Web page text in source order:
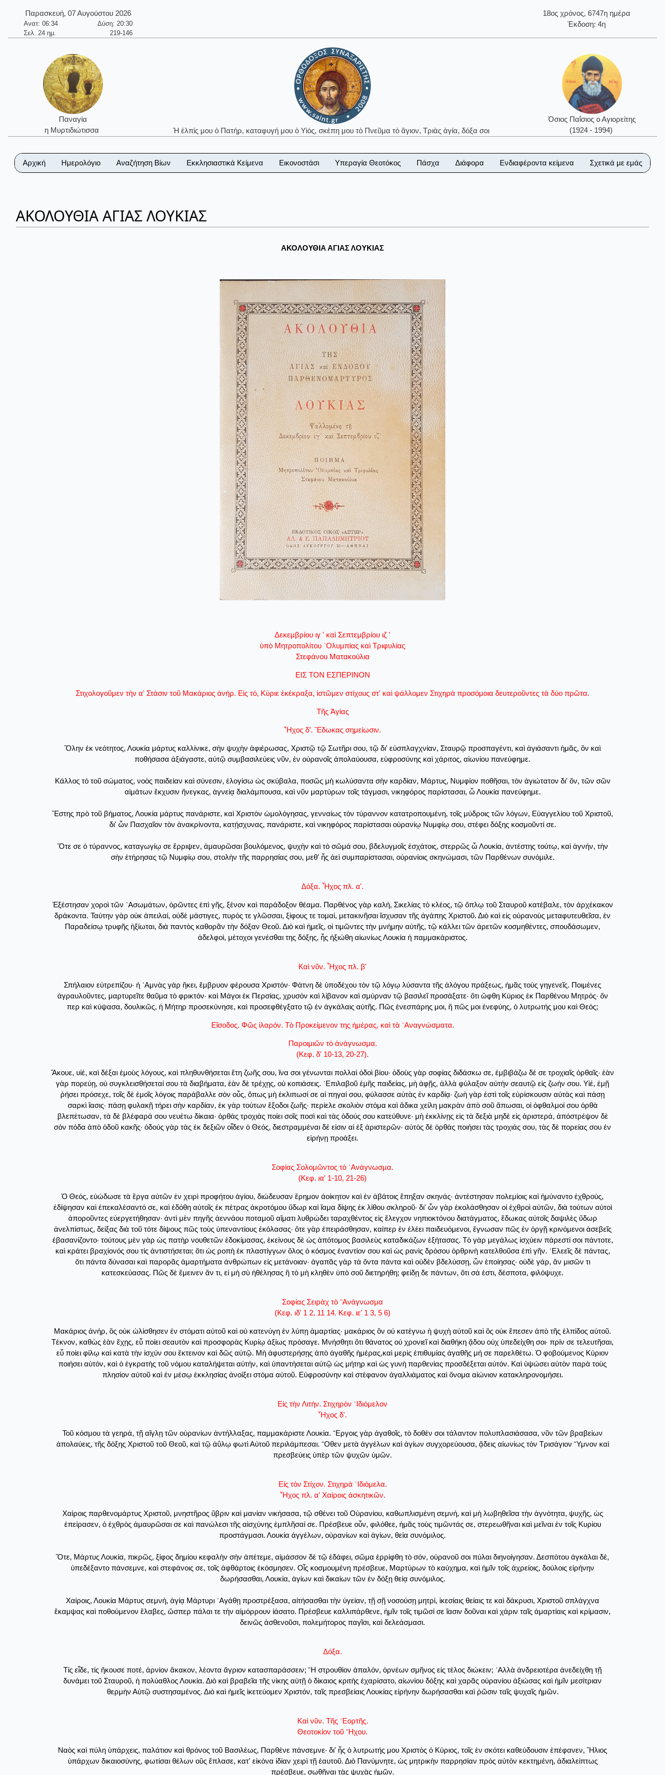
Παρασκευή, 07 Αυγούστου 2026
Ανατ: 06:34
Δύση: 20:30
Σελ. 24 ημ.
219-146
18ος χρόνος, 6747η ημέρα
Έκδοση: 4η
Παναγία
η Μυρτιδιώτισσα
Ἡ ἐλπίς μου ὁ Πατήρ, καταφυγή μου ὁ Υἱός, σκέπη μου τὸ Πνεῦμα τὸ ἅγιον, Τριὰς ἁγία, δόξα σοι
Όσιος Παΐσιος ο Αγιορείτης
(1924 - 1994)
Αρχική Ημερολόγιο Αναζήτηση Βίων Εκκλησιαστικά Κείμενα Εικονοστάσι Υπεραγία Θεοτόκος Πάσχα Διάφορα Ενδιαφέροντα κείμενα Σχετικά με εμάς
ΑΚΟΛΟΥΘΙΑ ΑΓΙΑΣ ΛΟΥΚΙΑΣ
ΑΚΟΛΟΥΘΙΑ ΑΓΙΑΣ ΛΟΥΚΙΑΣ
Δεκεμβρίου ιγ ' καὶ Σεπτεμβρίου ιζ '
ὑπὸ Μητροπολίτου ᾽Ολυμπίας καὶ Τριφυλίας
Στεφάνου Ματακούλια
ΕΙΣ ΤΟΝ ΕΣΠΕΡΙΝΟΝ
Στιχολογοῦμεν τὴν α' Στάσιν τοῦ Μακάριος ἀνήρ. Εἰς τό, Κύριε ἐκέκραξα, ἱστῶμεν στίχους στ' καὶ ψάλλομεν Στιχηρὰ προσόμοια δευτεροῦντες τὰ δύο πρῶτα.
Τῆς Ἁγίας
῏Ηχος δ’. Ἔδωκας σημείωσιν.
Ὅλην ἐκ νεότητος, Λουκία μάρτυς καλλίνικε, σὴν ψυχὴν ἀφιέρωσας, Χριστῷ τῷ Σωτῆρι σου, τῷ δι' εὐσπλαγχνίαν, Σταυρῷ προσπαγέντι, καὶ ἁγιάσαντι ἡμᾶς, ὃν καὶ
ποθήσασα ἀξιάγαστε, αὐτῷ συμβασιλεύεις νῦν, ἐν οὐρανοῖς ἀπολαύουσα, εὐφροσύνης καὶ χάριτος, αἰωνίου πανεύφημε.
Κάλλος τὸ τοῦ σώματος, νοὸς παιδείαν καὶ σύνεσιν, ἐλογίσω ὡς σκύβαλα, ποσῶς μὴ κωλύσαντα σὴν καρδίαν, Μάρτυς, Νυμφίον ποθῆσαι, τὸν ἁγιώτατον δι' ὅν, τῶν σῶν
αἱμάτων ἔκχυσιν ἤνεγκας, ἁγνείᾳ διαλάμπουσα, καὶ νῦν μαρτύρων τοῖς τάγμασι, νικηφόρος παρίστασαι, ὦ Λουκία πανεύφημε.
Ἔστης πρὸ τοῦ βήματος, Λουκία μάρτυς πανάριστε, καὶ Χριστὸν ὡμολόγησας, γενναίως τὸν τύραννον κατατροπουμένη, τοῖς μύδροις τῶν λόγων, Εὐαγγελίου τοῦ Χριστοῦ,
δι' ὧν Πασχαῖον τὸν ἀνακρίνοντα, κατῄσχυνας, πανάριστε, καὶ νικηφόρος παρίστασαι οὐρανίῳ Νυμφίῳ σου, στέφει δόξης κοσμοῦντί σε.
Ὅτε σε ὁ τύραννος, καταγωγίῳ σε ἔρριψεν, ἀμαυρῶσαι βουλόμενος, ψυχὴν καὶ τὸ σῶμά σου, βδελυγμοῖς ἐσχάτοις, στερρῶς ὦ Λουκία, ἀντέστης τούτῳ, καὶ ἁγνήν, τὴν
σὴν ἐτήρησας τῷ Νυμφίῳ σου, στολὴν τῆς παρρησίας σου, μεθ' ἧς ἀεὶ συμπαρίστασαι, οὐρανίοις σκηνώμασι, τῶν Παρθένων συνόμιλε.
Δόξα. Ἦχος πλ. α'.
Ἐξέστησαν χοροὶ τῶν ᾽Ασωμάτων, ὁρῶντες ἐπὶ γῆς, ξένον καὶ παράδοξον θέαμα. Παρθένος γὰρ καλή, Σικελίας τὸ κλέος, τῷ ὅπλῳ τοῦ Σταυροῦ κατέβαλε, τὸν ἀρχέκακον
δράκοντα. Ταύτην γὰρ οὐκ ἀπειλαί, οὐδὲ μάστιγες, πυρός τε γλῶσσαι, ξίφους τε τομαί, μετακινῆσαι ἴσχυσαν τῆς ἀγάπης Χριστοῦ. Διὸ καὶ εἰς οὐρανοὺς μεταφυτευθεῖσα, ἐν
Παραδείσῳ τρυφῆς ἠξίωται, διὰ παντὸς καθορᾶν τὴν δόξαν Θεοῦ. Διὸ καὶ ἡμεῖς, οἱ τιμῶντες τὴν μνήμην αὐτῆς, τῷ κάλλει τῶν ἀρετῶν κοσμηθέντες, σπουδάσωμεν,
ἀδελφοὶ, μέτοχοι γενέσθαι της δόξης, ἧς ἠξιώθη αἰωνίως Λουκία ἡ παμμακάριστος.
Καὶ νῦν. Ἦχος πλ. β'
Σπήλαιον εὐτρεπίζου· ἡ ᾽Αμνὰς γὰρ ἥκει, ἔμβρυον φέρουσα Χριστόν· Φάτνη δὲ ὑποδέχου τὸν τῷ λόγῳ λύσαντα τῆς ἀλόγου πράξεως, ἡμᾶς τοὺς γηγενεῖς. Ποιμένες
ἀγραυλοῦντες, μαρτυρεῖτε θαῦμα τὸ φρικτόν· καὶ Μάγοι ἐκ Περσίας, χρυσὸν καὶ λίβανον καὶ σμύρναν τῷ βασιλεῖ προσάξατε· ὅτι ὤφθη Κύριος ἐκ Παρθένου Μητρός· ὅν
περ καὶ κύψασα, δουλικῶς, ἡ Μήτηρ προσεκύνησε, καὶ προσεφθέγξατο τῷ ἐν ἀγκάλαις αὐτῆς. Πῶς ἐνεσπάρης μοι, ἢ πῶς μοι ἐνεφύης, ὁ λυτρωτής μου καὶ Θεός;
Εἴσοδος. Φῶς ἱλαρόν. Τὸ Προκείμενον της ἡμέρας, καὶ τὰ ᾽Αναγνώσματα.
Παροιμιῶν τὸ ἀνάγνωσμα.
(Κεφ. δ' 10-13, 20-27).
Ἄκουε, υἱέ, καὶ δέξαι ἐμοὺς λόγους, καὶ πληθυνθήσεται ἔτη ζωῆς σου, ἵνα σοι γένωνται πολλαὶ ὁδοὶ βίου· ὁδοὺς γὰρ σοφίας διδάσκω σε, ἐμβιβάζω δέ σε τροχιαῖς ὀρθαῖς· ἐὰν
γὰρ πορεύῃ, οὐ συγκλεισθήσεταί σου τὰ διαβήματα, ἐὰν δὲ τρέχῃς, οὐ κοπιάσεις. ᾽Επιλαβοῦ ἐμῆς παιδείας, μὴ ἀφῇς, ἀλλὰ φύλαξον αὐτὴν σεαυτῷ εἰς ζωήν σου. Υἱέ, ἐμῇ
ῥήσει πρόσεχε, τοῖς δὲ ἐμοῖς λόγοις παράβαλλε σὸν οὖς, ὅπως μὴ ἐκλιπωσί σε αἱ πηγαί σου, φύλασσε αὐτὰς ἐν καρδίᾳ· ζωὴ γὰρ ἐστὶ τοῖς εὐρίσκουσιν αὐτὰς καὶ πάσῃ
σαρκὶ ἴασις· πάσῃ φυλακῇ τήρει σὴν καρδίαν, ἐκ γὰρ τούτων ἔξοδοι ζωῆς· περίελε σκολιὸν στόμα καὶ ἄδικα χείλη μακρὰν ἀπὸ σοῦ ἄπωσαι, οἱ ὀφθαλμοί σου ὀρθὰ
βλεπέτωσαν, τὰ δὲ βλέφαρά σου νευέτω δίκαια· ὀρθὰς τροχιὰς ποίει σοῖς ποσὶ καὶ τὰς ὁδούς σου κατεύθυνε· μὴ ἐκκλίνῃς εἰς τὰ δεξιὰ μηδὲ εἰς ἀριστερά, ἀπόστρέψον δὲ
σὸν πόδα ἀπὸ ὁδοῦ κακῆς· ὁδούς γὰρ τὰς ἐκ δεξιῶν οἶδεν ὁ Θεός, διεστραμμέναι δέ εἰσιν αἱ ἐξ ἀριστερῶν· αὐτὸς δὲ ὀρθὰς ποιήσει τὰς τροχιάς σου, τὰς δὲ πορείας σου ἐν
εἰρήνῃ προάξει.
Σοφίας Σολομῶντος τὸ ᾽Ανάγνωσμα.
(Κεφ. ια' 1-10, 21-26)
Ὁ Θεός, εὐώδωσε τὰ ἔργα αὐτῶν ἐν χειρὶ προφήτου ἁγίου, διώδευσαν ἔρημον ἀοίκητον καὶ ἐν ἀβάτοις ἔπηξαν σκηνάς· ἀντέστησαν πολεμίοις καὶ ἠμύναντο ἐχθρούς,
ἐδίψησαν καὶ ἐπεκαλέσαντό σε, καὶ ἐδόθη αὐτοῖς ἐκ πέτρας ἀκροτόμου ὕδωρ καὶ ἴαμα δίψης ἐκ λίθου σκληροῦ· δι' ὧν γὰρ ἐκολάσθησαν οἱ ἐχθροὶ αὐτῶν, διὰ τούτων αὐτοὶ
ἀποροῦντες εὐεργετήθησαν· ἀντὶ μὲν πηγῆς ἀεννάου ποταμοῦ αἵματι λυθρώδει ταραχθέντος εἰς ἔλεγχον νηπιοκτόνου διατάγματος, ἔδωκας αὐτοῖς δαψιλὲς ὕδωρ
ἀνελπίστως, δείξας διὰ τοῦ τότε δίψους πῶς τοὺς ὑπεναντίους ἐκόλασας· ὅτε γὰρ ἐπειράσθησαν, καίπερ ἐν ἐλέει παιδευόμενοι, ἔγνωσαν πῶς ἐν ὀργῇ κρινόμενοι ἀσεβεῖς
ἐβασανίζοντο· τούτους μὲν γὰρ ὡς πατὴρ νουθετῶν ἐδοκίμασας, ἐκείνους δὲ ὡς ἀπότομος βασιλεὺς καταδικάζων ἐξήτασας. Τὸ γὰρ μεγάλως ἰσχύειν πάρεστί σοι πάντοτε,
καὶ κράτει βραχίονός σου τίς ἀντιστήσεται; ὅτι ὡς ροπὴ ἐκ πλαστίγγων ὅλος ὁ κόσμος ἐναντίον σου καὶ ὡς ρανὶς δρόσου ὀρθρινὴ κατελθοῦσα ἐπὶ γῆν. ᾽Ελεεῖς δὲ πάντας,
ὅτι πάντα δύνασαι καὶ παρορᾶς ἁμαρτήματα ἀνθρώπων εἰς μετάνοιαν· ἀγαπᾶς γὰρ τὰ ὄντα πάντα καὶ οὐδὲν βδελύσσῃ, ὧν ἐποίησας· οὐδὲ γάρ, ἂν μισῶν τι
κατεσκεύασας. Πῶς δὲ ἔμεινεν ἄν τι, εἰ μὴ σὺ ἠθέλησας ἢ τὸ μὴ κληθὲν ὑπὸ σοῦ διετηρήθη; φείδῃ δε πάντων, ὅτι σά ἐστι, δέσποτα, φιλόψυχε.
Σοφίας Σειρὰχ τὸ ῎Ανάγνωσμα
(Κεφ. ιδ' 1 2, 11 14. Κεφ. ιε' 1 3, 5 6)
Μακάριος ἀνήρ, ὃς οὐκ ὠλίσθησεν ἐν στόματι αὐτοῦ καὶ οὐ κατενύγη ἐν λύπῃ ἁμαρτίας· μακάριος ὃν οὐ κατέγνω ἡ ψυχὴ αὐτοῦ καὶ ὃς οὐκ ἔπεσεν ἀπὸ τῆς ἐλπίδος αὐτοῦ.
Τέκνον, καθὼς ἐὰν ἔχῃς, εὖ ποίει σεαυτὸν καὶ προσφορὰς Κυρίῳ ἀξίως πρόσαγε. Μνήσθητι ὅτι θάνατος οὐ χρονιεῖ καὶ διαθήκη ᾅδου οὐχ ὑπεδείχθη σοι· πρίν σε τελευτῆσαι,
εὖ ποίει φίλῳ καὶ κατὰ τὴν ἰσχύν σου ἔκτεινον καὶ δῶς αὐτῷ. Μὴ ἀφυστερήσῃς ἀπὸ ἀγαθῆς ἡμέρας,καὶ μερὶς ἐπιθυμίας ἀγαθῆς μή σε παρελθέτω. Ὁ φοβούμενος Κύριον
ποιήσει αὐτόν, καὶ ὁ ἐγκρατὴς τοῦ νόμου καταλήψεται αὐτήν, καὶ ὑπαντήσεται αὐτῷ ὡς μήτηρ καὶ ὡς γυνὴ παρθενίας προσδέξεται αὐτόν. Καὶ ὑψώσει αὐτὸν παρὰ τοὺς
πλησίον αὐτοῦ καὶ ἐν μέσῳ ἐκκλησίας ἀνοίξει στόμα αὐτοῦ. Εὐφροσύνην καὶ στέφανον ἀγαλλιάματος καὶ ὄνομα αἰώνιον κατακληρονομήσει.
Εἰς τὴν Λιτήν. Στιχηρὸν ᾽Ιδιόμελον
῏Ηχος δ'.
Τοῦ κόσμου τὰ γεηρά, τῇ αἴγλῃ τῶν οὐρανίων ἀντήλλαξας, παμμακάριστε Λουκία. ῎Εργοις γὰρ ἀγαθοῖς, τὸ δοθέν σοι τάλαντον πολυπλασιάσασα, νῦν τῶν βραβείων
ἀπολαύεις, τῆς δόξης Χριστοῦ τοῦ Θεοῦ, καὶ τῷ ἀΰλῳ φωτὶ Αὐτοῦ περιλάμπεσαι. ῎Οθεν μετὰ ἀγγέλων καὶ ἁγίων συγχορεύουσα, ᾄδεις αἰωνίως τὸν Τρισάγιον ῎Υμνον καὶ
πρεσβεύεις ὑπὲρ τῶν ψυχῶν ὑμῶν.
Εἰς τὸν Στίχον. Στιχηρὰ ᾽Ιδιόμελα.
῏Ηχος πλ. α' Χαίροις ἀσκητικῶν.
Χαίροις παρθενομάρτυς Χριστοῦ, μνηστῆρος ὕβριν καὶ μανίαν νικήσασα, τῷ σθένει τοῦ Οὐρανίου, καθωπλισμένη σεμνή, καὶ μὴ λωβηθεῖσα τὴν ἁγνότητα, ψυχῆς, ὡς
ἐπείρασεν, ὁ ἐχθρὸς ἀμαυρῶσαι σε καὶ πανώλεσι τῆς αἰσχύνης ἐμπλῆσαί σε. Πρέσβευε οὖν, φιλόθεε, ἡμᾶς τοὺς τιμῶντάς σε, στερεωθῆναι καὶ μεῖναι ἐν τοῖς Κυρίου
προστάγμασι. Λουκία ἀγγέλων, οὐρανίων καὶ ἁγίων, θεία συνόμιλος.
Ὅτε, Μάρτυς Λουκία, πικρῶς, ξίφος δημίου κεφαλὴν σὴν ἀπέτεμε, αἱμάσσον δὲ τῷ ἐδάφει, σῶμα ἐρρίφθη τὸ σόν, οὐρανοῦ σοι πύλαι διηνοίγησαν. Δεσπότου ἀγκάλαι δέ,
ὑπεδέξαντο πάνσεμνε, καὶ στεφάνοις σε, τοῖς ἀφθάρτοις ἐκόσμησεν. Οἷς κοσμουμένη πρέσβευε, Μαρτύρων τὸ καύχημα, καὶ ἡμῖν τοῖς ἀχρείοις, δούλοις εἰρήνην
δωρήσασθαι, Λουκία, ἁγίων καὶ δικαίων τῶν ἐν δόξῃ θείᾳ συνόμιλος.
Χαίροις, Λουκία Μάρτυς σεμνή, ἁγίᾳ Μάρτυρι ᾽Αγάθῃ προστρέξασα, αἰτήσασθαι τὴν ὑγείαν, τῇ σῇ νοσούσῃ μητρί, ἱκεσίαις θείαις τε καὶ δάκρυσι, Χριστοῦ σπλάγχνα
ἔκαμψας καὶ ποθούμενον ἔλαβες, ὥσπερ πάλαι τε τὴν αἱμόρρουν ἰάσατο. Πρέσβευε καλλιπάρθενε, ἡμῖν τοῖς τιμῶσί σε ἴασιν δοῦναι καὶ χάριν ταῖς ἁμαρτίαις καὶ κρίμασιν,
δεινῶς ἀσθενοῦσι, πολεμήτορος παγῖσι, καὶ δελεάσμασι.
Δόξα.
Τίς εἶδε, τίς ἤκουσε ποτέ, ἀρνίον ἄκακον, λέοντα ἄγριον κατασπαράσσειν; ῍Η στρουθίον ἁπαλόν, ὀρνέων σμῆνος εἰς τέλος διώκειν; ᾽Αλλὰ ἀνδρειοτέρα ἀνεδείχθη τῇ
δυνάμει τοῦ Σταυροῦ, ἡ πολύαθλος Λουκία. Διὸ καὶ βραβεῖα τῆς νίκης αὐτῇ ὁ δίκαιος κριτὴς ἐχαρίσατο, αἰωνίου δόξης καὶ χαρᾶς οὐρανίου ἀξιώσας καὶ ἡμῖν μεσίτριαν
θερμὴν Αὐτῷ συστησαμένος. Διὸ καὶ ἡμεῖς ἱκετεύομεν Χριστόν, ταῖς πρεσβείαις Λουκίας εἰρήνην δωρήσασθαι καὶ ῥῶσιν ταῖς ψυχαῖς ἡμῶν.
Καὶ νῦν. Τῆς ῾Εορτῆς.
Θεοτοκίον τοῦ ῎Ηχου.
Ναὸς καὶ πύλη ὑπάρχεις, παλάτιον καὶ θρόνος τοῦ Βασιλέως, Παρθένε πάνσεμνε· δι' ἧς ὁ λυτρωτής μου Χριστὸς ὁ Κύριος, τοῖς ἐν σκότει καθεύδουσιν ἐπέφανεν, Ἥλιος
ὑπάρχων δικαιοσύνης, φωτίσαι θέλων οὓς ἔπλασε, κατ' εἰκόνα ἰδίαν χειρὶ τῇ ἑαυτοῦ. Διὸ Πανύμνητε, ὡς μητρικὴν παρρησίαν πρὸς αὐτὸν κεκτημένη, ἀδιαλείπτως
πρέσβευε, σωθῆναι τὰς ψυχὰς ἡμῶν.